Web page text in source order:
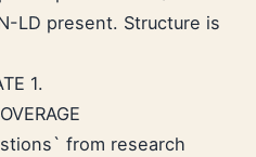
LD present. Structure is
1.
from research